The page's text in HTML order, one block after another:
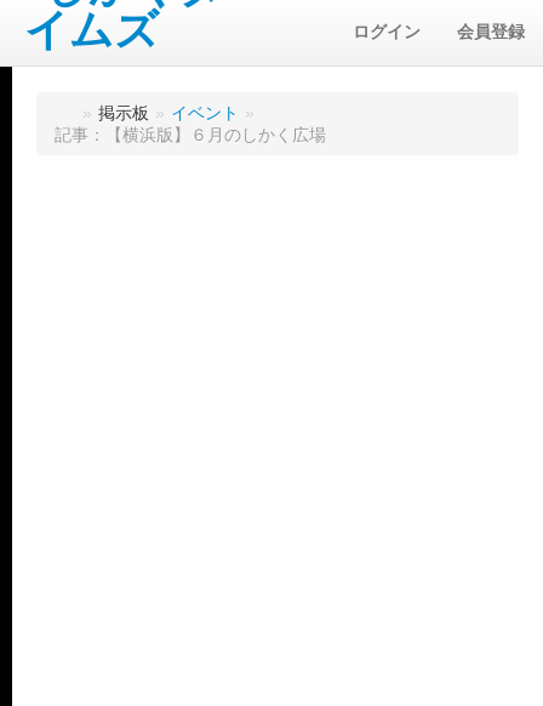
ログイン 会員登録
» 掲示板 » イベント »
記事：【横浜版】６月のしかく広場